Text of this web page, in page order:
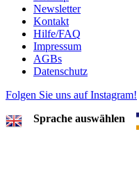
Newsletter
Kontakt
Hilfe/FAQ
Impressum
AGBs
Datenschutz
Folgen Sie uns auf Instagram!
Sprache auswählen